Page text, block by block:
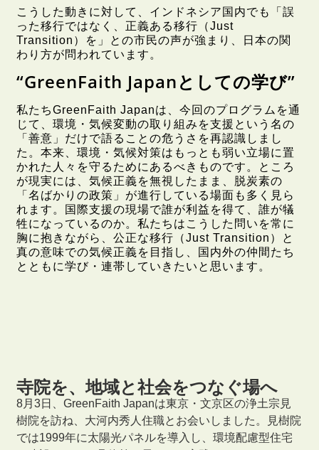
こうした動きに対して、インドネシア国内でも「誤
った移行ではなく、正義ある移行（Just
Transition）を」との市民の声が強まり、日本の関
わり方が問われています。
“GreenFaith Japanとしての学び”
私たちGreenFaith Japanは、今回のプログラムを通
じて、環境・気候変動の取り組みを支援という名の
「善意」だけで語ることの危うさを再認識しまし
た。本来、環境・気候対策はもっとも弱い立場に置
かれた人々を守るためにあるべきものです。ところ
が現実には、気候正義を無視したまま、脱炭素の
「名ばかりの政策」が進行している場面も多く見ら
れます。国際支援の現場で誰が利益を得て、誰が犠
牲になっているのか。私たちはこうした問いを常に
胸に抱きながら、公正な移行（Just Transition）と
真の意味での気候正義を目指し、国内外の仲間たち
とともに学び・連帯していきたいと思います。
寺院を、地域と社会をつなぐ場へ
8月3日、GreenFaith Japanは東京・文京区の浄土宗見
樹院を訪ね、大河内秀人住職とお会いしました。見樹院
では1999年に太陽光パネルを導入し、環境配慮型住宅